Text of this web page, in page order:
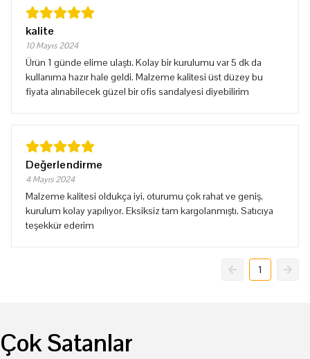
kalite
10 Mayıs 2024
Ürün 1 günde elime ulaştı. Kolay bir kurulumu var 5 dk da
kullanıma hazır hale geldi. Malzeme kalitesi üst düzey bu
fiyata alınabilecek güzel bir ofis sandalyesi diyebilirim
Değerlendirme
4 Mayıs 2024
Malzeme kalitesi oldukça iyi, oturumu çok rahat ve geniş,
kurulum kolay yapılıyor. Eksiksiz tam kargolanmıştı. Satıcıya
teşekkür ederim
1
Çok Satanlar